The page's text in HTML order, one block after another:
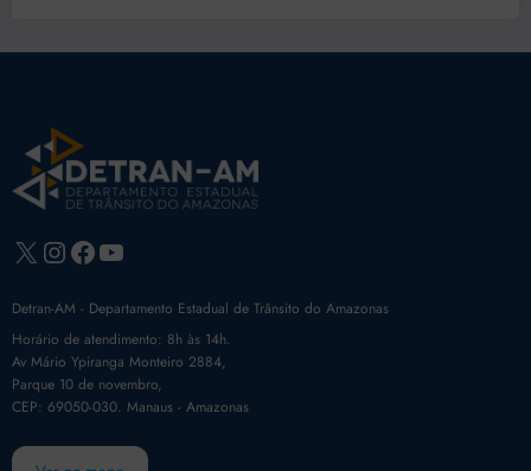
X Instagram
Facebook
Youtube
Detran-AM - Departamento Estadual de Trânsito do Amazonas
Horário de atendimento: 8h às 14h.
Av Mário Ypiranga Monteiro 2884,
Parque 10 de novembro,
CEP: 69050-030. Manaus - Amazonas